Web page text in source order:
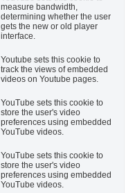
measure bandwidth,
determining whether the user
gets the new or old player
interface.
Youtube sets this cookie to
track the views of embedded
videos on Youtube pages.
YouTube sets this cookie to
store the user's video
preferences using embedded
YouTube videos.
YouTube sets this cookie to
store the user's video
preferences using embedded
YouTube videos.